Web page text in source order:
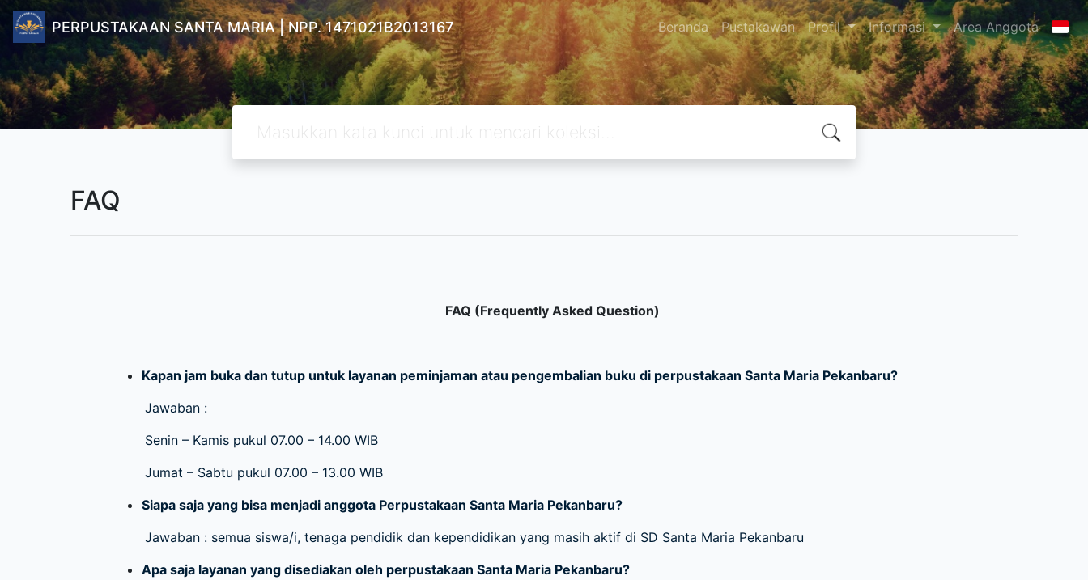
PERPUSTAKAAN SANTA MARIA | NPP. 1471021B2013167 Beranda Pustakawan Profil Informasi Area Anggota
FAQ
FAQ (Frequently Asked Question)
Kapan jam buka dan tutup untuk layanan peminjaman atau pengembalian buku di perpustakaan Santa Maria Pekanbaru?
Jawaban :
Senin – Kamis pukul 07.00 – 14.00 WIB
Jumat – Sabtu pukul 07.00 – 13.00 WIB
Siapa saja yang bisa menjadi anggota Perpustakaan Santa Maria Pekanbaru?
Jawaban : semua siswa/i, tenaga pendidik dan kependidikan yang masih aktif di SD Santa Maria Pekanbaru
Apa saja layanan yang disediakan oleh perpustakaan Santa Maria Pekanbaru?